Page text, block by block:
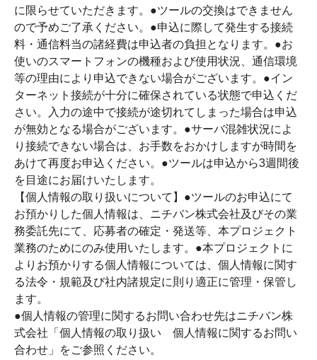
に限らせていただきます。●ツールの交換はできません
ので予めご了承ください。●申込に際して発生する接続
料・通信料当の諸経費は申込者の負担となります。●お
使いのスマートフォンの機種および使用状況、通信環境
等の理由により申込できない場合がございます。●イン
ターネット接続が十分に確保されている状態で申込くだ
さい。入力の途中で接続が途切れてしまった場合は申込
が無効となる場合がございます。●サーバ混雑状況によ
り接続できない場合は、お手数をおかけしますが時間を
あけて再度お申込ください。●ツールは申込から3週間後
を目途にお届けいたします。
【個人情報の取り扱いについて】●ツールのお申込にて
お預かりした個人情報は、ニチバン株式会社及びその業
務委託先にて、応募者の確定・発送等、本プロジェクト
業務のためにのみ使用いたします。●本プロジェクトに
よりお預かりする個人情報については、個人情報に関す
る法令・規範及び社内諸規定に則り適正に管理・保管し
ます。
●個人情報の管理に関するお問い合わせ先はニチバン株
式会社「個人情報の取り扱い 個人情報に関するお問い
合わせ」をご参照ください。